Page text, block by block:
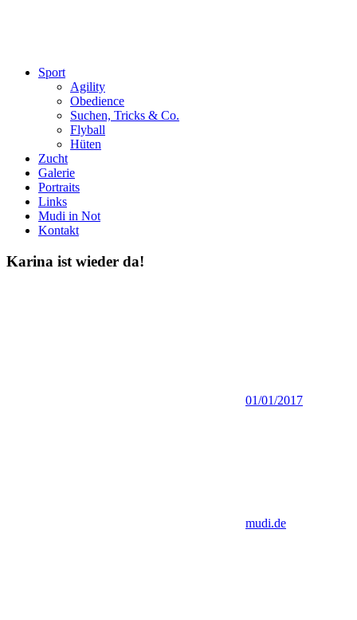
Sport
Agility
Obedience
Suchen, Tricks & Co.
Flyball
Hüten
Zucht
Galerie
Portraits
Links
Mudi in Not
Kontakt
Karina ist wieder da!
01/01/2017
mudi.de